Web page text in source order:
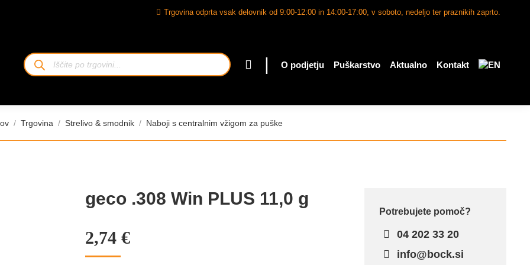
Trgovina odprta vsak delovnik od 9:00-12:00 in 14:00-17:00, v soboto, nedeljo ter praznikih zaprto.
Iskanje
izdelkov
| O podjetju Puškarstvo Aktualno Kontakt
ste: Trgovina Strelivo & smodnik Naboji s centralnim vžigom za puške
geco .308 Win PLUS 11,0 g
2,74 €
Potrebujete pomoč?
04 202 33 20
info@bock.si